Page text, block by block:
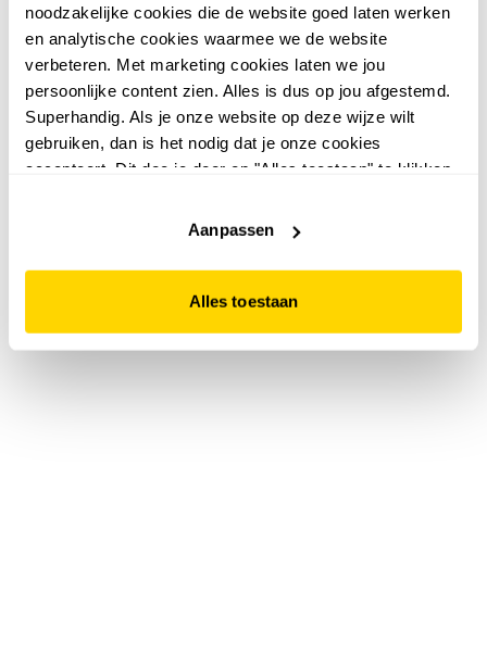
noodzakelijke cookies die de website goed laten werken
en analytische cookies waarmee we de website
verbeteren. Met marketing cookies laten we jou
persoonlijke content zien. Alles is dus op jou afgestemd.
Superhandig. Als je onze website op deze wijze wilt
gebruiken, dan is het nodig dat je onze cookies
accepteert. Dit doe je door op "Alles toestaan" te klikken.
website niet optimaal functioneert.
Aanpassen
Alles toestaan